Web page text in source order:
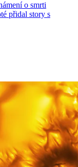
o smrti
přidal story s